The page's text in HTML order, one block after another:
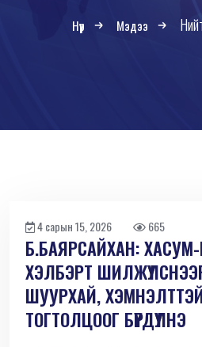
Нүүр Мэдээ
4 сарын 15, 2026 665
Б.БАЯРСАЙХАН:
ХЭЛБЭРТ
ШУУРХАЙ,
ТОГТОЛЦООГ БҮРДҮҮЛНЭ